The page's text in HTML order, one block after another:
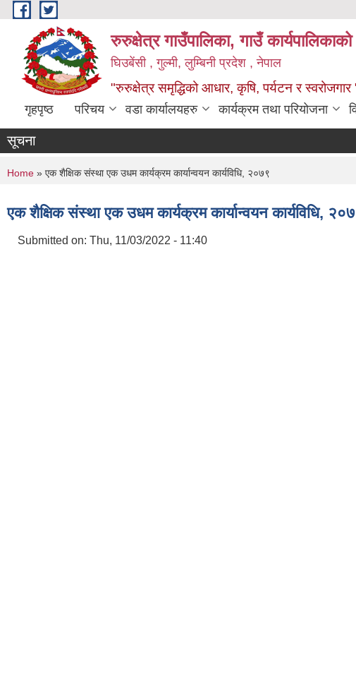
Skip to main content
रुरुक्षेत्र गाउँपालिका, गाउँ कार्यपालिकाको
घिउबेंसी , गुल्मी, लुम्बिनी प्रदेश , नेपाल
"रुरुक्षेत्र समृद्धिको आधार, कृषि, पर्यटन र स्वरोजगार
गृहपृष्ठ परिचय वडा कार्यालयहरु कार्यक्रम तथा परियोजना
सूचना
You are here
Home » एक शैक्षिक संस्था एक उधम कार्यक्रम कार्यान्वयन कार्यविधि, २०७९
एक शैक्षिक संस्था एक उधम कार्यक्रम कार्यान्वयन कार्यविधि,
Submitted on: Thu, 11/03/2022 - 11:40